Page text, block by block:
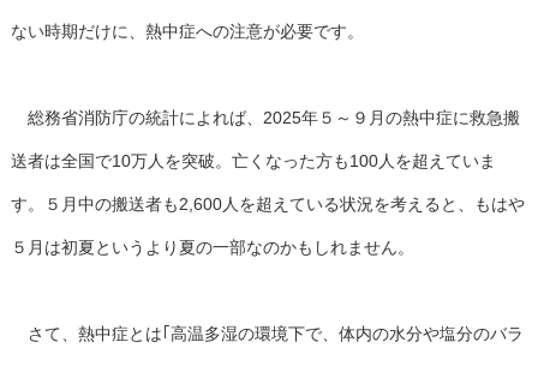
ない時期だけに、熱中症への注意が必要です。
総務省消防庁の統計によれば、2025年５～９月の熱中症に救急搬
送者は全国で10万人を突破。亡くなった方も100人を超えていま
す。５月中の搬送者も2,600人を超えている状況を考えると、もはや
５月は初夏というより夏の一部なのかもしれません。
さて、熱中症とは｢高温多湿の環境下で、体内の水分や塩分のバラ